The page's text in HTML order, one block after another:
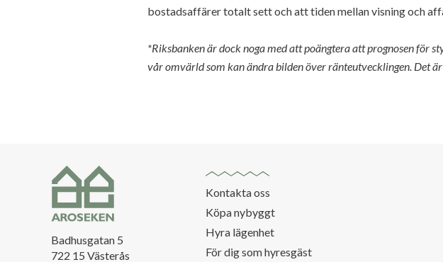
bostadsaffärer totalt sett och att tiden mellan visning och
*Riksbanken är dock noga med att poängtera att prognosen för
vår omvärld som kan ändra bilden över ränteutvecklingen. Det
Badhusgatan 5
722 15 Västerås
Kontakta oss
Köpa nybyggt
Hyra lägenhet
För dig som hyresgäst